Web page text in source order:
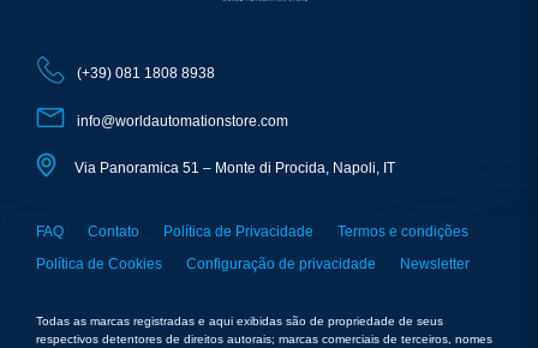
(+39) 081 1808 8938
info@worldautomationstore.com
Via Panoramica 51 – Monte di Procida, Napoli, IT
FAQ Contato Política de Privacidade
Termos e condições
Política de Cookies
Configuração de privacidade Newsletter
Todas as marcas registradas e aqui exibidas são de propriedade de seus
respectivos detentores de direitos autorais; marcas comerciais de terceiros, nomes